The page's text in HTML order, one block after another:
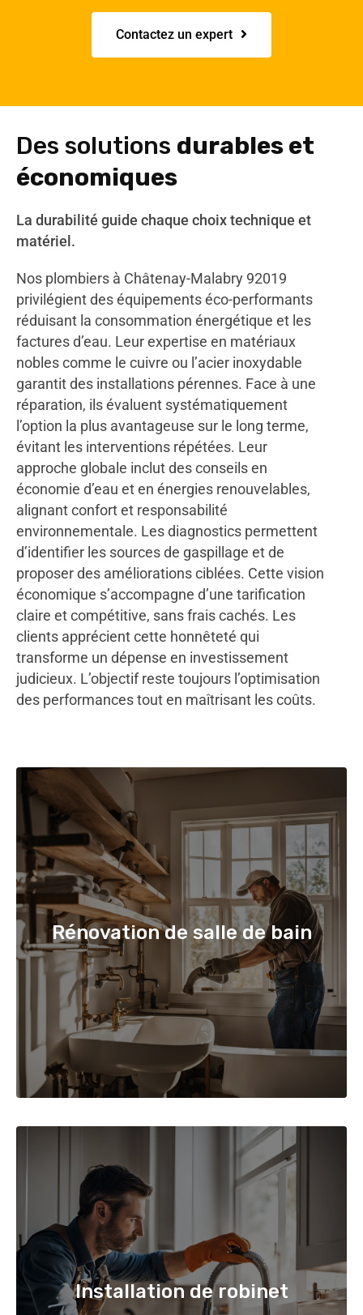
Contactez un expert
Des solutions durables et
économiques
La durabilité guide chaque choix technique et
matériel.
Nos plombiers à Châtenay-Malabry 92019
privilégient des équipements éco-performants
réduisant la consommation énergétique et les
factures d’eau. Leur expertise en matériaux
nobles comme le cuivre ou l’acier inoxydable
garantit des installations pérennes. Face à une
réparation, ils évaluent systématiquement
l’option la plus avantageuse sur le long terme,
évitant les interventions répétées. Leur
approche globale inclut des conseils en
économie d’eau et en énergies renouvelables,
alignant confort et responsabilité
environnementale. Les diagnostics permettent
d’identifier les sources de gaspillage et de
proposer des améliorations ciblées. Cette vision
économique s’accompagne d’une tarification
claire et compétitive, sans frais cachés. Les
clients apprécient cette honnêteté qui
transforme un dépense en investissement
judicieux. L’objectif reste toujours l’optimisation
des performances tout en maîtrisant les coûts.
Rénovation de salle de bain
Installation de robinet